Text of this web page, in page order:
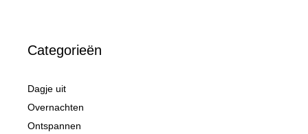
Categorieën
Dagje uit
Overnachten
Ontspannen